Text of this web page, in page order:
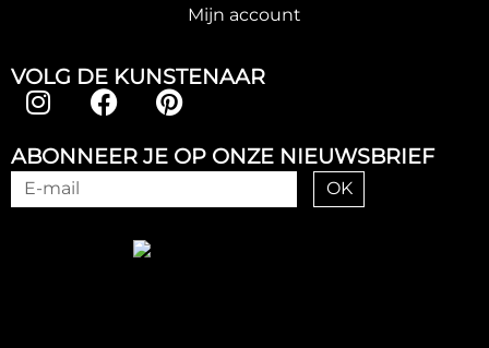
Mijn account
VOLG DE KUNSTENAAR
ABONNEER JE OP ONZE NIEUWSBRIEF
OK